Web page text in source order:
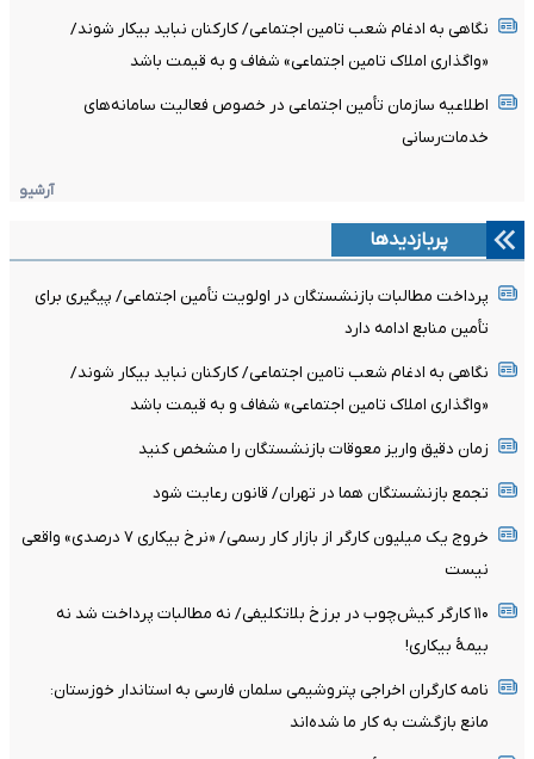
نگاهی به ادغام شعب تامین اجتماعی/ کارکنان نباید بیکار شوند/
«واگذاری املاک تامین اجتماعی» شفاف و به قیمت باشد
اطلاعیه سازمان تأمین اجتماعی در خصوص فعالیت سامانه‌های
خدمات‌رسانی
آرشیو
پربازدیدها
پرداخت مطالبات بازنشستگان در اولویت تأمین اجتماعی/ پیگیری برای
تأمین منابع ادامه دارد
نگاهی به ادغام شعب تامین اجتماعی/ کارکنان نباید بیکار شوند/
«واگذاری املاک تامین اجتماعی» شفاف و به قیمت باشد
زمان دقیق واریز معوقات بازنشستگان را مشخص کنید
تجمع بازنشستگان هما در تهران/ قانون رعایت شود
خروج یک میلیون کارگر از بازار کار رسمی/ «نرخ بیکاری ۷ درصدی» واقعی
نیست
۱۱۰ کارگر کیش‌چوب در برزخ بلاتکلیفی/ نه مطالبات پرداخت شد نه
بیمۀ بیکاری!
نامه کارگران اخراجی پتروشیمی سلمان فارسی به استاندار خوزستان:
مانع بازگشت به کار ما شده‌اند